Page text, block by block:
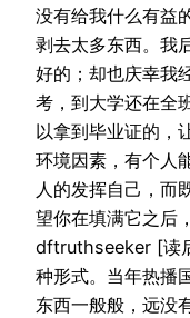
没有给我什么有益
剥去太多东西。我
好的；却也庆幸我
考，到大学还在全
以拿到毕业证的，
环境因素，有个人
人的发挥自己，而
望你在填满它之后
dftruthseeker [读
种形式。当年热播
东西一般般，远没